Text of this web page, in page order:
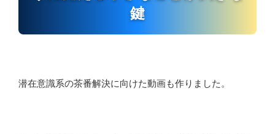
鍵
潜在意識系の茶番解決に向けた動画も作りました。